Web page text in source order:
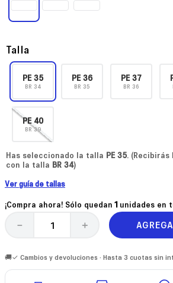
Talla
PE35
BR 34
PE36
BR 35
PE37
BR 36
PE 40
BR39
Has seleccionado la talla PE 35.
con la talla BR 34)
Ver guía de tallas
¡Compra ahora! Sólo quedan 1 unidades en
＋
－
🚚✓ Cambios y devoluciones · Hasta 3 cuotas sin